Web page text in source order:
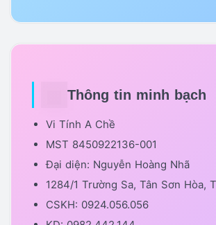
Thông tin minh bạch
Vi Tính A Chề
MST 8450922136-001
Đại diện: Nguyễn Hoàng Nhã
1284/1 Trường Sa, Tân Sơn Hòa,
CSKH: 0924.056.056